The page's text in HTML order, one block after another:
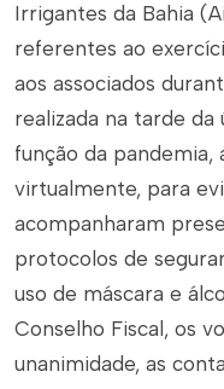
Irrigantes da Bahia
referentes ao
aos associados
realizada na tarde
função da
virtualmente, para
acompanharam
protocolos de
uso de máscara e
Conselho Fiscal, os
unanimidade, as